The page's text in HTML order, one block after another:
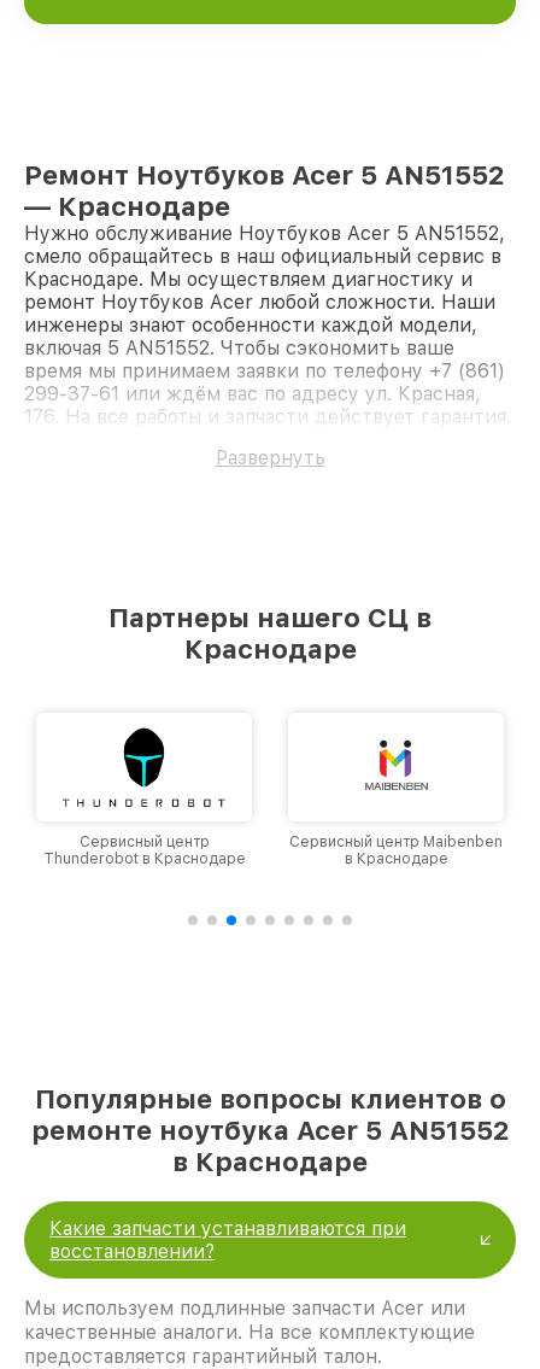
Ремонт Ноутбуков Acer 5 AN51552
— Краснодаре
Нужно обслуживание Ноутбуков Acer 5 AN51552,
смело обращайтесь в наш официальный сервис в
Краснодаре. Мы осуществляем диагностику и
ремонт Ноутбуков Acer любой сложности. Наши
инженеры знают особенности каждой модели,
включая 5 AN51552. Чтобы сэкономить ваше
время мы принимаем заявки по телефону +7 (861)
299-37-61 или ждём вас по адресу ул. Красная,
176. На все работы и запчасти действует гарантия.
Развернуть
Партнеры нашего СЦ в
Краснодаре
Сервисный центр
Thunderobot в Краснодаре
Сервисный центр Maibenben
в Краснодаре
Популярные вопросы клиентов о
ремонте ноутбука Acer 5 AN51552
в Краснодаре
Какие запчасти устанавливаются при
восстановлении?
Мы используем подлинные запчасти Acer или
качественные аналоги. На все комплектующие
предоставляется гарантийный талон.